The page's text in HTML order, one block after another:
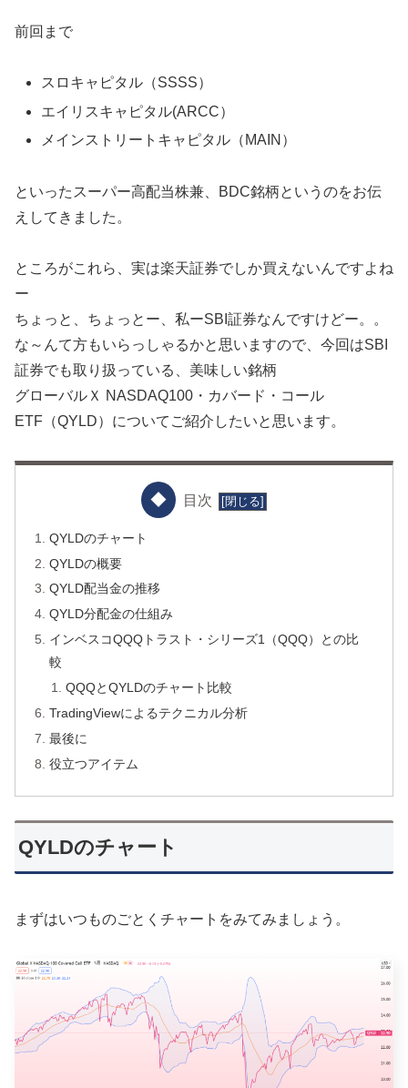
前回まで
スロキャピタル（SSSS）
エイリスキャピタル(ARCC）
メインストリートキャピタル（MAIN）
といったスーパー高配当株兼、BDC銘柄というのをお伝
えしてきました。
ところがこれら、実は楽天証券でしか買えないんですよね
ー
ちょっと、ちょっとー、私ーSBI証券なんですけどー。。
な～んて方もいらっしゃるかと思いますので、今回はSBI
証券でも取り扱っている、美味しい銘柄
グローバルＸ NASDAQ100・カバード・コール
ETF（QYLD）についてご紹介したいと思います。
目次
QYLDのチャート
QYLDの概要
QYLD配当金の推移
QYLD分配金の仕組み
インベスコQQQトラスト・シリーズ1（QQQ）との比
較
QQQとQYLDのチャート比較
TradingViewによるテクニカル分析
最後に
役立つアイテム
QYLDのチャート
まずはいつものごとくチャートをみてみましょう。